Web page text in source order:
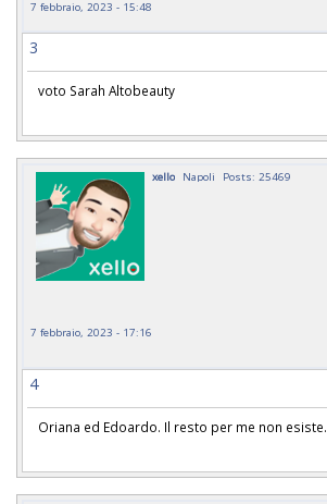
7 febbraio, 2023 - 15:48
3
voto Sarah Altobeauty
xello Napoli Posts: 25469
7 febbraio, 2023 - 17:16
4
Oriana ed Edoardo. Il resto per me non esiste.